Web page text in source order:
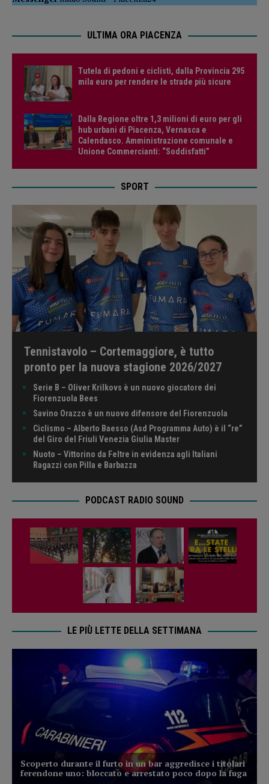
ULTIMA ORA PIACENZA
Tutela di pedoni e ciclisti, dalla Provincia 295
mila euro per rendere le strade più sicure
Dalla Regione oltre 1,3 milioni di euro per gli
hub urbani di Piacenza, Vernasca e
Calendasco. Amministrazione comunale e
Unione Commercianti: “Soddisfatti”
SPORT
Tennistavolo – Cortemaggiore, è tutto
pronto per la nuova stagione 2026/2027
Serie B – Oliver Krilkovs è un nuovo giocatore dei
Fiorenzuola Bees
Savino Orazzo è un nuovo difensore del Fiorenzuola
Ciclismo – Alberto Baesso (Asd Programma Auto) è il “re”
del Giro del Friuli Venezia Giulia Master
Nuoto – Vittorino da Feltre in evidenza agli Italiani
Ragazzi con Pilla e Barbazza
PODCAST RADIO SOUND
LE PIÙ LETTE DELLA SETTIMANA